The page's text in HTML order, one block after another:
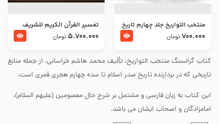
کتاب گرانسنگ منتخب التواريخ، تألیف محمد هاشم خراسانی، از جمله منابع
تاریخی که در بردارنده تاریخ صدر اسلام تا سده چهارم هجری قمری است.
این کتاب به زبان فارسی و مشتمل بر شرح حال معصومین (علیهم السلام)،
امامزادگان و اصحاب ایشان می باشد.
منتخب التواریخ جلد چهارم تاریخ
امام زین العابدین و امام محمد
700.000 تومان
تفسير القرآن الكريم للشريف
المرتضي قدس سرّه
5.700.000 تومان